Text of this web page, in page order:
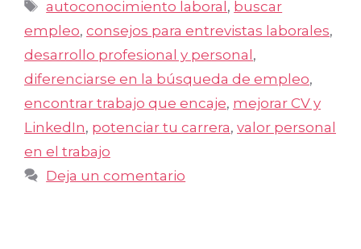
Etiquetas
autoconocimiento laboral , buscar
empleo, consejos para entrevistas laborales,
desarrollo profesional y personal ,
diferenciarse en la búsqueda de empleo,
encontrar trabajo que encaje, mejorar CV y
LinkedIn, potenciar tu carrera, valor personal
en el trabajo
Deja un comentario